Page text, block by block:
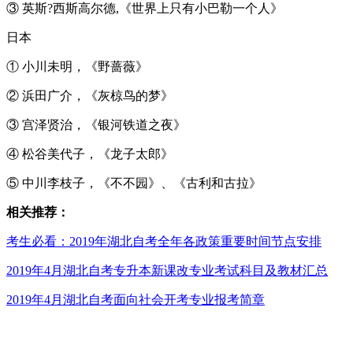
③ 英斯?西斯高尔德,《世界上只有小巴勒一个人》
日本
① 小川未明，《野蔷薇》
② 浜田广介，《灰椋鸟的梦》
③ 宫泽贤治，《银河铁道之夜》
④ 松谷美代子，《龙子太郎》
⑤ 中川李枝子，《不不园》、《古利和古拉》
相关推荐：
考生必看：2019年湖北自考全年各政策重要时间节点安排
2019年4月湖北自考专升本新课改专业考试科目及教材汇总
2019年4月湖北自考面向社会开考专业报考简章